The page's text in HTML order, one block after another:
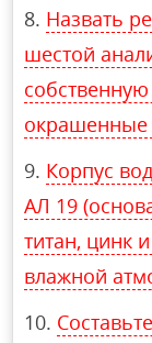
Назвать
шестой
окрашенные
Корпус
АЛ 19
титан, цинк
влажной